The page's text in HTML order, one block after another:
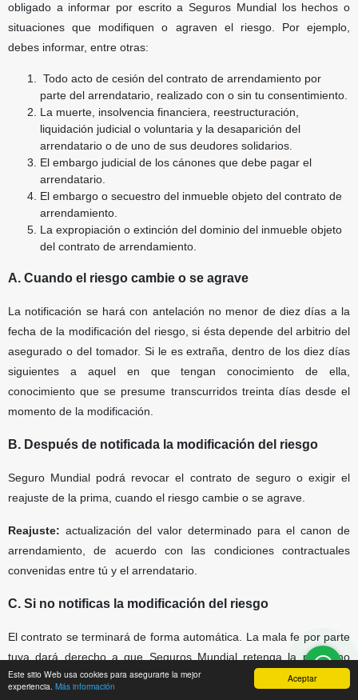
Aceptar
Este sitio Web usa cookies para asegurarte la mejor
experiencia. Más información
obligado a informar por escrito a Seguros Mundial los hechos o
situaciones que modifiquen o agraven el riesgo. Por ejemplo,
debes informar, entre otras:
Todo acto de cesión del contrato de arrendamiento por
parte del arrendatario, realizado con o sin tu consentimiento.
La muerte, insolvencia financiera, reestructuración,
liquidación judicial o voluntaria y la desaparición del
arrendatario o de uno de sus deudores solidarios.
El embargo judicial de los cánones que debe pagar el
arrendatario.
El embargo o secuestro del inmueble objeto del contrato de
arrendamiento.
La expropiación o extinción del dominio del inmueble objeto
del contrato de arrendamiento.
A. Cuando el riesgo cambie o se agrave
La notificación se hará con antelación no menor de diez días a la
fecha de la modificación del riesgo, si ésta depende del arbitrio del
asegurado o del tomador. Si le es extraña, dentro de los diez días
siguientes a aquel en que tengan conocimiento de ella,
conocimiento que se presume transcurridos treinta días desde el
momento de la modificación.
B. Después de notificada la modificación del riesgo
Seguro Mundial podrá revocar el contrato de seguro o exigir el
reajuste de la prima, cuando el riesgo cambie o se agrave.
Reajuste: actualización del valor determinado para el canon de
arrendamiento, de acuerdo con las condiciones contractuales
convenidas entre tú y el arrendatario.
C. Si no notificas la modificación del riesgo
El contrato se terminará de forma automática. La mala fe por parte
tuya dará derecho a que Seguros Mundial retenga la prima no
devengada.